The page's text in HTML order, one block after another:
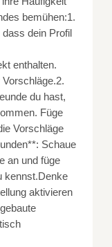
bemühen:1.
dein Profil
enthalten.
du hast,
Füge
Vorschläge
Schaue
an und füge
kennst.Denke
aktivieren